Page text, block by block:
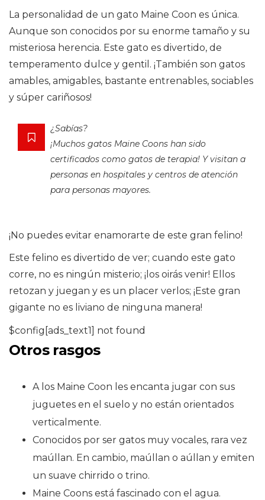
La personalidad de un gato Maine Coon es única.
Aunque son conocidos por su enorme tamaño y su
misteriosa herencia. Este gato es divertido, de
temperamento dulce y gentil. ¡También son gatos
amables, amigables, bastante entrenables, sociables
y súper cariñosos!
¿Sabías?
¡Muchos gatos Maine Coons han sido
certificados como gatos de terapia! Y visitan a
personas en hospitales y centros de atención
para personas mayores.
¡No puedes evitar enamorarte de este gran felino!
Este felino es divertido de ver; cuando este gato
corre, no es ningún misterio; ¡los oirás venir! Ellos
retozan y juegan y es un placer verlos; ¡Este gran
gigante no es liviano de ninguna manera!
$config[ads_text1] not found
Otros rasgos
A los Maine Coon les encanta jugar con sus
juguetes en el suelo y no están orientados
verticalmente.
Conocidos por ser gatos muy vocales, rara vez
maúllan. En cambio, maúllan o aúllan y emiten
un suave chirrido o trino.
Maine Coons está fascinado con el agua.